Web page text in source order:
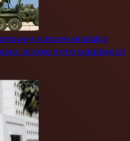
w sprawie produkcji
Ukrainę mimo wątpliwości